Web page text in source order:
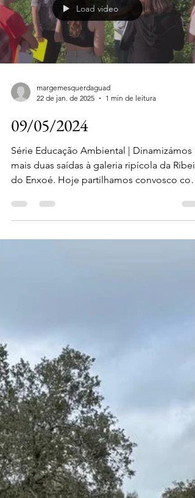
Load video
22 de jan. de 2025
09/05/2024
Série Educação Ambiental | Dinamizámos
do Enxoé. Hoje partilhamos convosco
foi a...